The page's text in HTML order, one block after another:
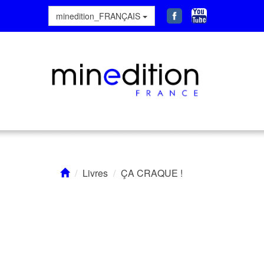
minedition_FRANÇAIS
Livres ÇA CRAQUE !